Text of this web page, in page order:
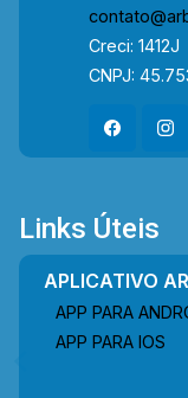
Creci: 1412J
CNPJ:
Links Úteis
APLICATIVO
APP PARA
APP PARA IOS